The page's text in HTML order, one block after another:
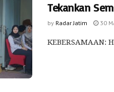
Tekankan
by Radar Jatim 30
KEBERSAMAAN: